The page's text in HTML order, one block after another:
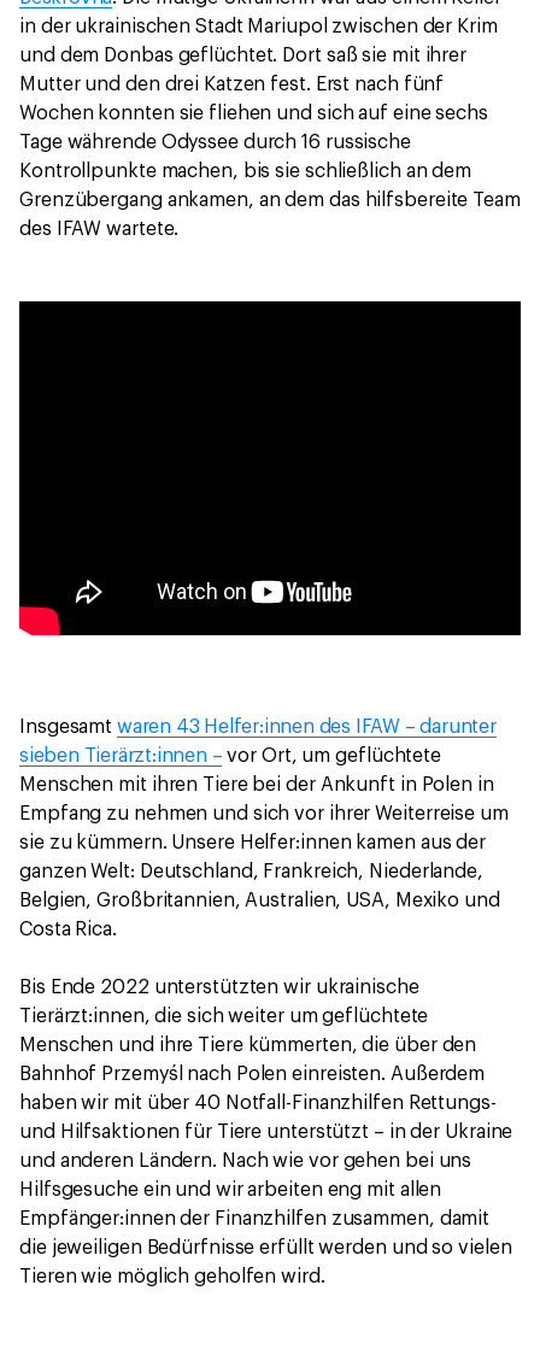
in der ukrainischen Stadt Mariupol zwischen der Krim
und dem Donbas geflüchtet. Dort saß sie mit ihrer
Mutter und den drei Katzen fest. Erst nach fünf
Wochen konnten sie fliehen und sich auf eine sechs
Tage währende Odyssee durch 16 russische
Kontrollpunkte machen, bis sie schließlich an dem
Grenzübergang ankamen, an dem das hilfsbereite Team
des IFAW wartete.
Insgesamt waren 43 Helfer:innen des IFAW – darunter
sieben Tierärzt:innen – vor Ort, um geflüchtete
Menschen mit ihren Tiere bei der Ankunft in Polen in
Empfang zu nehmen und sich vor ihrer Weiterreise um
sie zu kümmern. Unsere Helfer:innen kamen aus der
ganzen Welt: Deutschland, Frankreich, Niederlande,
Belgien, Großbritannien, Australien, USA, Mexiko und
Costa Rica.
Bis Ende 2022 unterstützten wir ukrainische
Tierärzt:innen, die sich weiter um geflüchtete
Menschen und ihre Tiere kümmerten, die über den
Bahnhof Przemyśl nach Polen einreisten. Außerdem
haben wir mit über 40 Notfall-Finanzhilfen Rettungs-
und Hilfsaktionen für Tiere unterstützt – in der Ukraine
und anderen Ländern. Nach wie vor gehen bei uns
Hilfsgesuche ein und wir arbeiten eng mit allen
Empfänger:innen der Finanzhilfen zusammen, damit
die jeweiligen Bedürfnisse erfüllt werden und so vielen
Tieren wie möglich geholfen wird.